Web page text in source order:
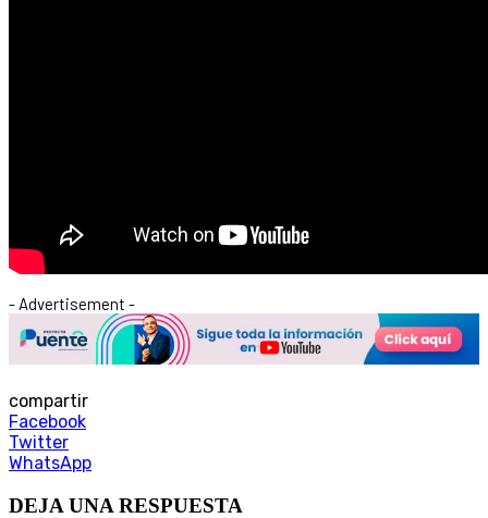
- Advertisement -
compartir
Facebook
Twitter
WhatsApp
DEJA UNA RESPUESTA